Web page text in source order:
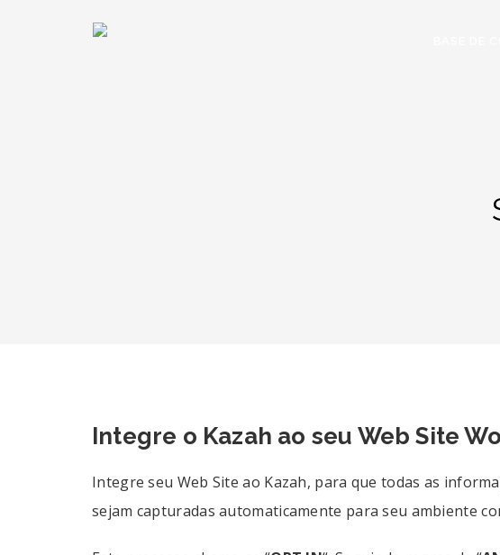
Integre o Kazah ao seu Web Site
Integre seu Web Site ao Kazah, para que todas as
sejam capturadas automaticamente para seu ambiente